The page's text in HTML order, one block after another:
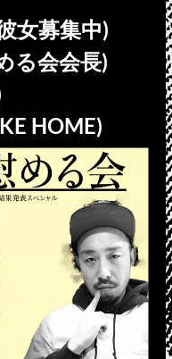
女募集中)
る会会長)
HOME)